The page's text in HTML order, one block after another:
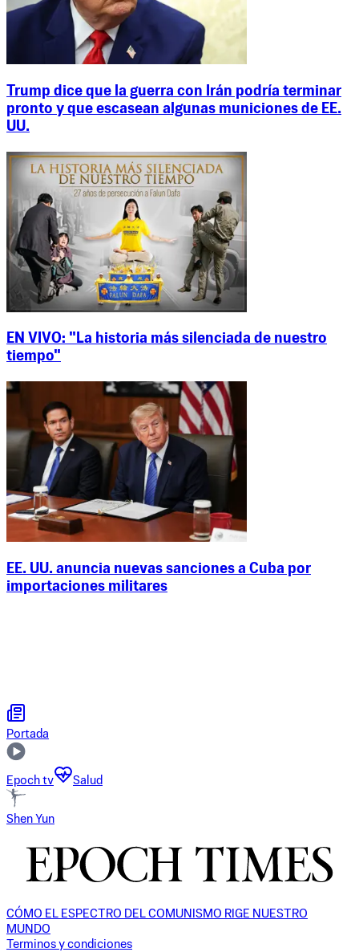
Trump dice que la guerra con Irán podría terminar
pronto y que escasean algunas municiones de EE.
UU.
EN VIVO: "La historia más silenciada de nuestro
tiempo"
EE. UU. anuncia nuevas sanciones a Cuba por
importaciones militares
Portada
Epoch tv Salud
Shen Yun
CÓMO EL ESPECTRO DEL COMUNISMO RIGE NUESTRO
MUNDO
Terminos y condiciones